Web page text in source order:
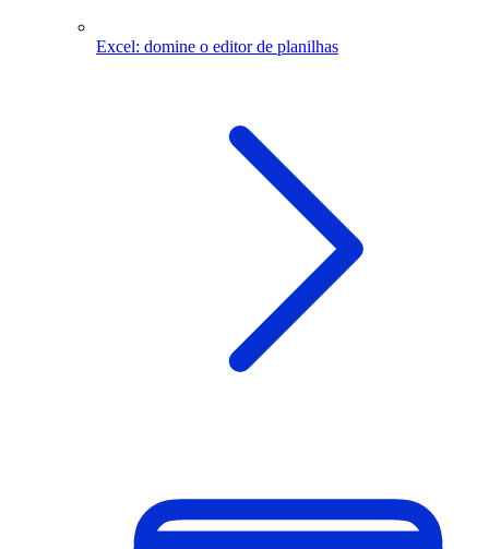
Excel: domine o editor de planilhas